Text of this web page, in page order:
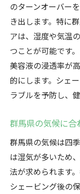
群馬県に
プロフェ
ス
のターンオーバー
き出します。特に
アは、湿度や気温
つことが可能です
美容液の浸透率が
的にします。シェ
ラブルを予防し、
群馬県の気候に合
群馬県の気候は四
は湿気が多いため
法が求められます
シェービング後の